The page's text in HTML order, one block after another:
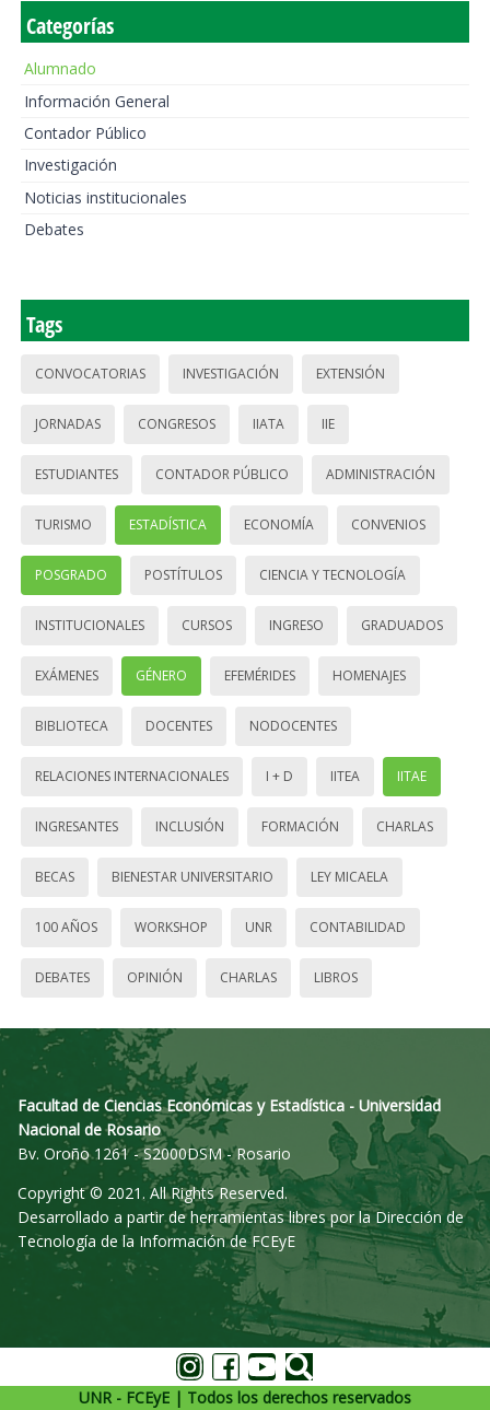
Categorías
Alumnado
Información General
Contador Público
Investigación
Noticias institucionales
Debates
Tags
CONVOCATORIAS INVESTIGACIÓN EXTENSIÓN
JORNADAS CONGRESOS IIATA IIE
ESTUDIANTES CONTADOR PÚBLICO ADMINISTRACIÓN
TURISMO ESTADÍSTICA ECONOMÍA CONVENIOS
POSGRADO POSTÍTULOS CIENCIA Y TECNOLOGÍA
INSTITUCIONALES CURSOS INGRESO GRADUADOS
EXÁMENES GÉNERO EFEMÉRIDES HOMENAJES
BIBLIOTECA DOCENTES NODOCENTES
RELACIONES INTERNACIONALES I + D IITEA IITAE
INGRESANTES INCLUSIÓN FORMACIÓN CHARLAS
BECAS BIENESTAR UNIVERSITARIO LEY MICAELA
100 AÑOS WORKSHOP UNR CONTABILIDAD
DEBATES OPINIÓN CHARLAS LIBROS
Facultad de Ciencias Económicas y Estadística - Universidad
Nacional de Rosario
Bv. Oroño 1261 - S2000DSM - Rosario
Copyright © 2021. All Rights Reserved.
Desarrollado a partir de herramientas libres por la Dirección de
Tecnología de la Información de FCEyE
UNR - FCEyE | Todos los derechos reservados